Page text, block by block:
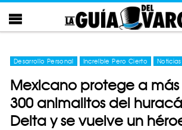
Desarrollo Personal Increíble Pero Cierto Noticias
Mexicano protege a
300 animalitos del
Delta y se vuelve un